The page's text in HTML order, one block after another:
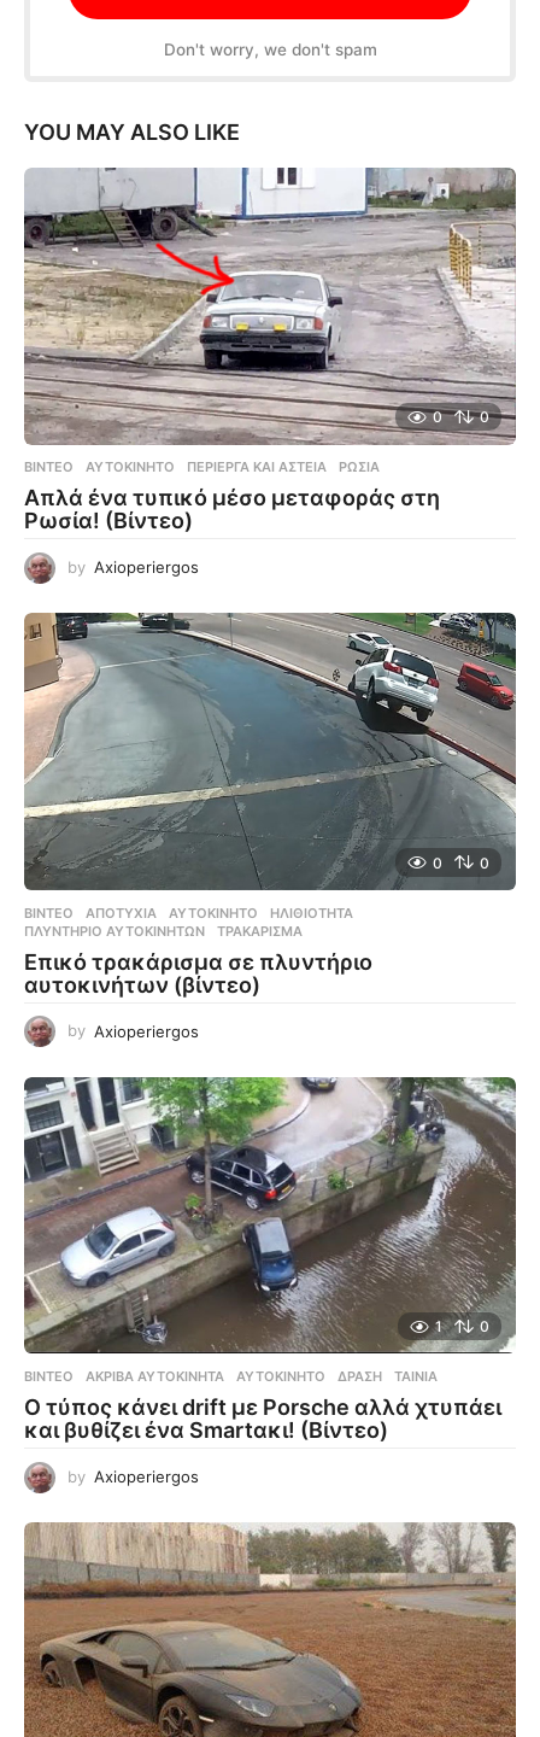
Don't worry, we don't spam
YOU MAY ALSO LIKE
0 0
ΒΊΝΤΕΟ ΑΥΤΟΚΊΝΗΤΟ ,ΠΕΡΊΕΡΓΑ ΚΑΙ ΑΣΤΕΊΑ ,ΡΩΣΊΑ
Απλά ένα τυπικό μέσο μεταφοράς στη
Ρωσία! (Βίντεο)
by Axioperiergos
0 0
ΒΊΝΤΕΟ ΑΠΟΤΥΧΊΑ ,ΑΥΤΟΚΊΝΗΤΟ ,ΗΛΙΘΙΌΤΗΤΑ
ΠΛΥΝΤΉΡΙΟ ΑΥΤΟΚΊΝΗΤΩΝ
,ΤΡΑΚΆΡΙΣΜΑ
Επικό τρακάρισμα σε πλυντήριο
αυτοκινήτων (βίντεο)
by Axioperiergos
1 0
ΒΊΝΤΕΟ ΑΚΡΙΒΆ ΑΥΤΟΚΊΝΗΤΑ ,ΑΥΤΟΚΊΝΗΤΟ ,ΔΡΆΣΗ ,ΤΑΙΝΊΑ
Ο τύπος κάνει drift με Porsche αλλά χτυπάει
και βυθίζει ένα Smartακι! (Βίντεο)
by Axioperiergos